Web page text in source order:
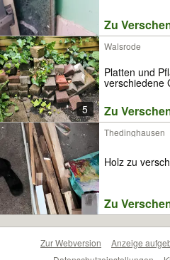
Zu
5
Walsrode
Platten und
verschiedene
Zu
Thedinghausen
Holz zu
Zu
Zur Webversion Anzeige